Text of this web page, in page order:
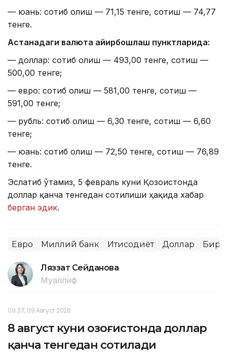
— юань: сотиб олиш — 71,15 тенге, сотиш — 74,77
тенге.
Астанадаги валюта айирбошлаш пунктларида:
— доллар: сотиб олиш — 493,00 тенге, сотиш —
500,00 тенге;
— евро: сотиб олиш — 581,00 тенге, сотиш —
591,00 тенге;
— рубль: сотиб олиш — 6,30 тенге, сотиш — 6,60
тенге;
— юань: сотиб олиш — 72,50 тенге, сотиш — 76,89
тенге.
Эслатиб ўтамиз, 5 февраль куни Қозоғистонда
доллар қанча тенгедан сотилиши ҳақида хабар
берган эдик.
Евро Миллий банк Иқтисодиёт Доллар
Ляззат Сейданова
Муаллиф
09:37, 09 Август 2026
8 август куни Қозоғистонда доллар
қанча тенгедан сотилади